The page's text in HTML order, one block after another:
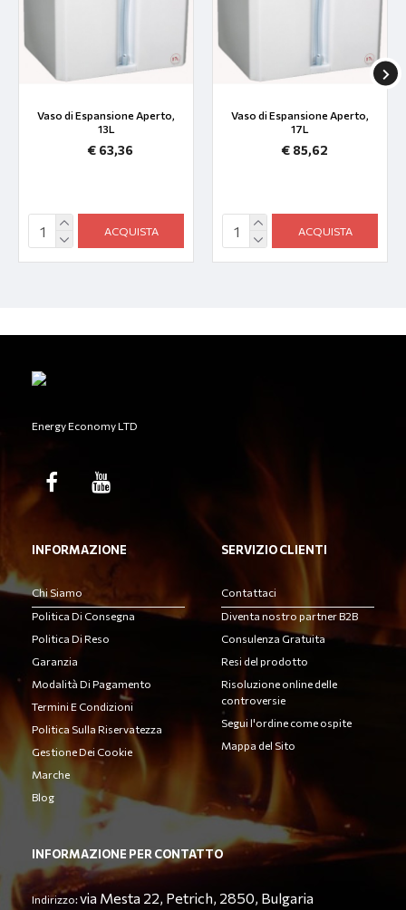
Vaso di Espansione Aperto,
13L
€ 63,36
ACQUISTA
Vaso di Espansione Aperto,
17L
€ 85,62
ACQUISTA
Energy Economy LTD
INFORMAZIONE
Chi Siamo
Politica Di Consegna
Politica Di Reso
Garanzia
Modalità Di Pagamento
Termini E Condizioni
Politica Sulla Riservatezza
Gestione Dei Cookie
Marche
Blog
SERVIZIO CLIENTI
Contattaci
Diventa nostro partner B2B
Consulenza Gratuita
Resi del prodotto
Risoluzione online delle
controversie
Segui l'ordine come ospite
Mappa del Sito
INFORMAZIONE PER CONTATTO
Indirizzo:via Mesta 22, Petrich, 2850, Bulgaria